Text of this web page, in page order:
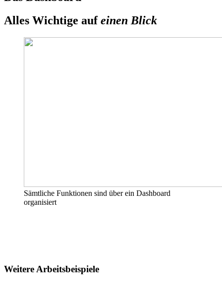
Alles Wichtige aufeinen Blick
Sämtliche Funktionen sind über ein Dashboard
organisiert
Weitere Arbeitsbeispiele